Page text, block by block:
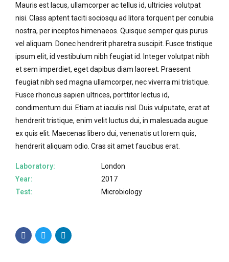
Mauris est lacus, ullamcorper ac tellus id, ultricies volutpat
nisi. Class aptent taciti sociosqu ad litora torquent per conubia
nostra, per inceptos himenaeos. Quisque semper quis purus
vel aliquam. Donec hendrerit pharetra suscipit. Fusce tristique
ipsum elit, id vestibulum nibh feugiat id. Integer volutpat nibh
et sem imperdiet, eget dapibus diam laoreet. Praesent
feugiat nibh sed magna ullamcorper, nec viverra mi tristique.
Fusce rhoncus sapien ultrices, porttitor lectus id,
condimentum dui. Etiam at iaculis nisl. Duis vulputate, erat at
hendrerit tristique, enim velit luctus dui, in malesuada augue
ex quis elit. Maecenas libero dui, venenatis ut lorem quis,
hendrerit aliquam odio. Cras sit amet faucibus erat.
Laboratory:
London
Year:
2017
Test:
Microbiology